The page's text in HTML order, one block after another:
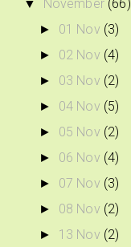
▼ November (66)
► 01 Nov (3)
► 02 Nov (4)
► 03 Nov (2)
► 04 Nov (5)
► 05 Nov (2)
► 06 Nov (4)
► 07 Nov (3)
► 08 Nov (2)
► 13 Nov (2)